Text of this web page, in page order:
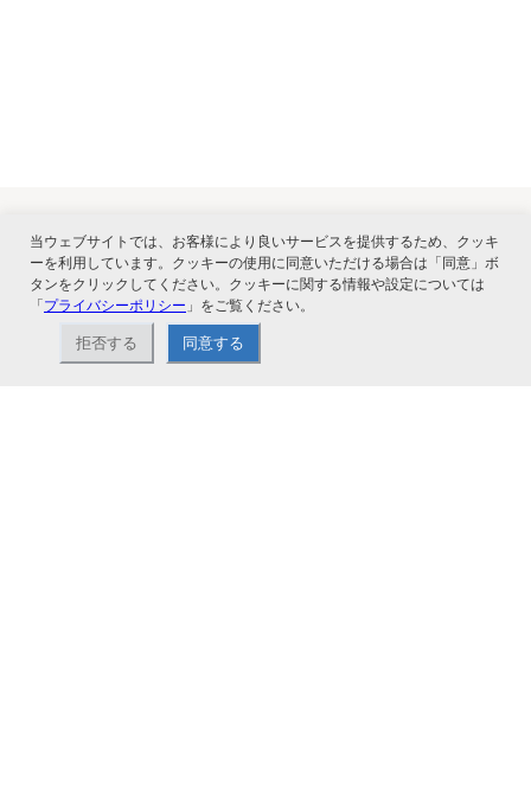
関連サービス
当ウェブサイトでは、お客様により良いサービスを提供するため、クッキ
ーを利用しています。クッキーの使用に同意いただける場合は「同意」ボ
タンをクリックしてください。クッキーに関する情報や設定については
「プライバシーポリシー 」をご覧ください。
拒否する 同意する